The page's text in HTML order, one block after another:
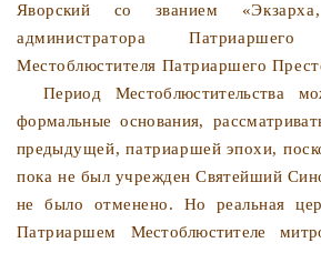
Яворский со звани­ем
администратора
Местоблюстителя Патриаршего
Период Местоблюстительства
фор­мальные основания,
преды­дущей, патриаршей эпохи,
пока не был учрежден Святейший
не было отменено. Но реальная
Патриаршем Местоблюстителе